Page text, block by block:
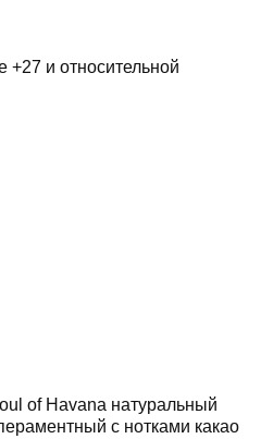
и относительной
of Havana натуральный
с нотками какао